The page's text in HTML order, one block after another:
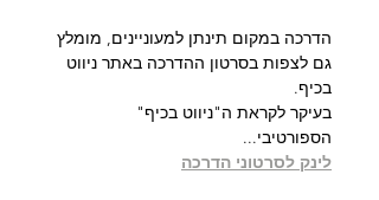
הדרכה במקום תינתן למעוניינים, מומלץ
גם לצפות בסרטון ההדרכה באתר ניווט
בכיף.
בעיקר לקראת ה"ניווט בכיף"
הספורטיבי...
לינק לסרטוני הדרכה